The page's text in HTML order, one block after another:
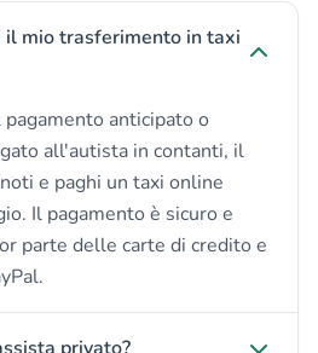
il mio trasferimento in taxi
anticipato o
all'autista in contanti, il
e paghi un taxi online
Il pagamento è sicuro e
parte delle carte di credito e